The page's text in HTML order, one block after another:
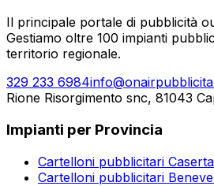
Il principale portale di pubblicità
Gestiamo oltre 100 impianti
territorio regionale.
329 233 6984
Rione Risorgimento snc, 81043
Impianti per Provincia
Cartelloni pubblicitari Caserta
Cartelloni pubblicitari